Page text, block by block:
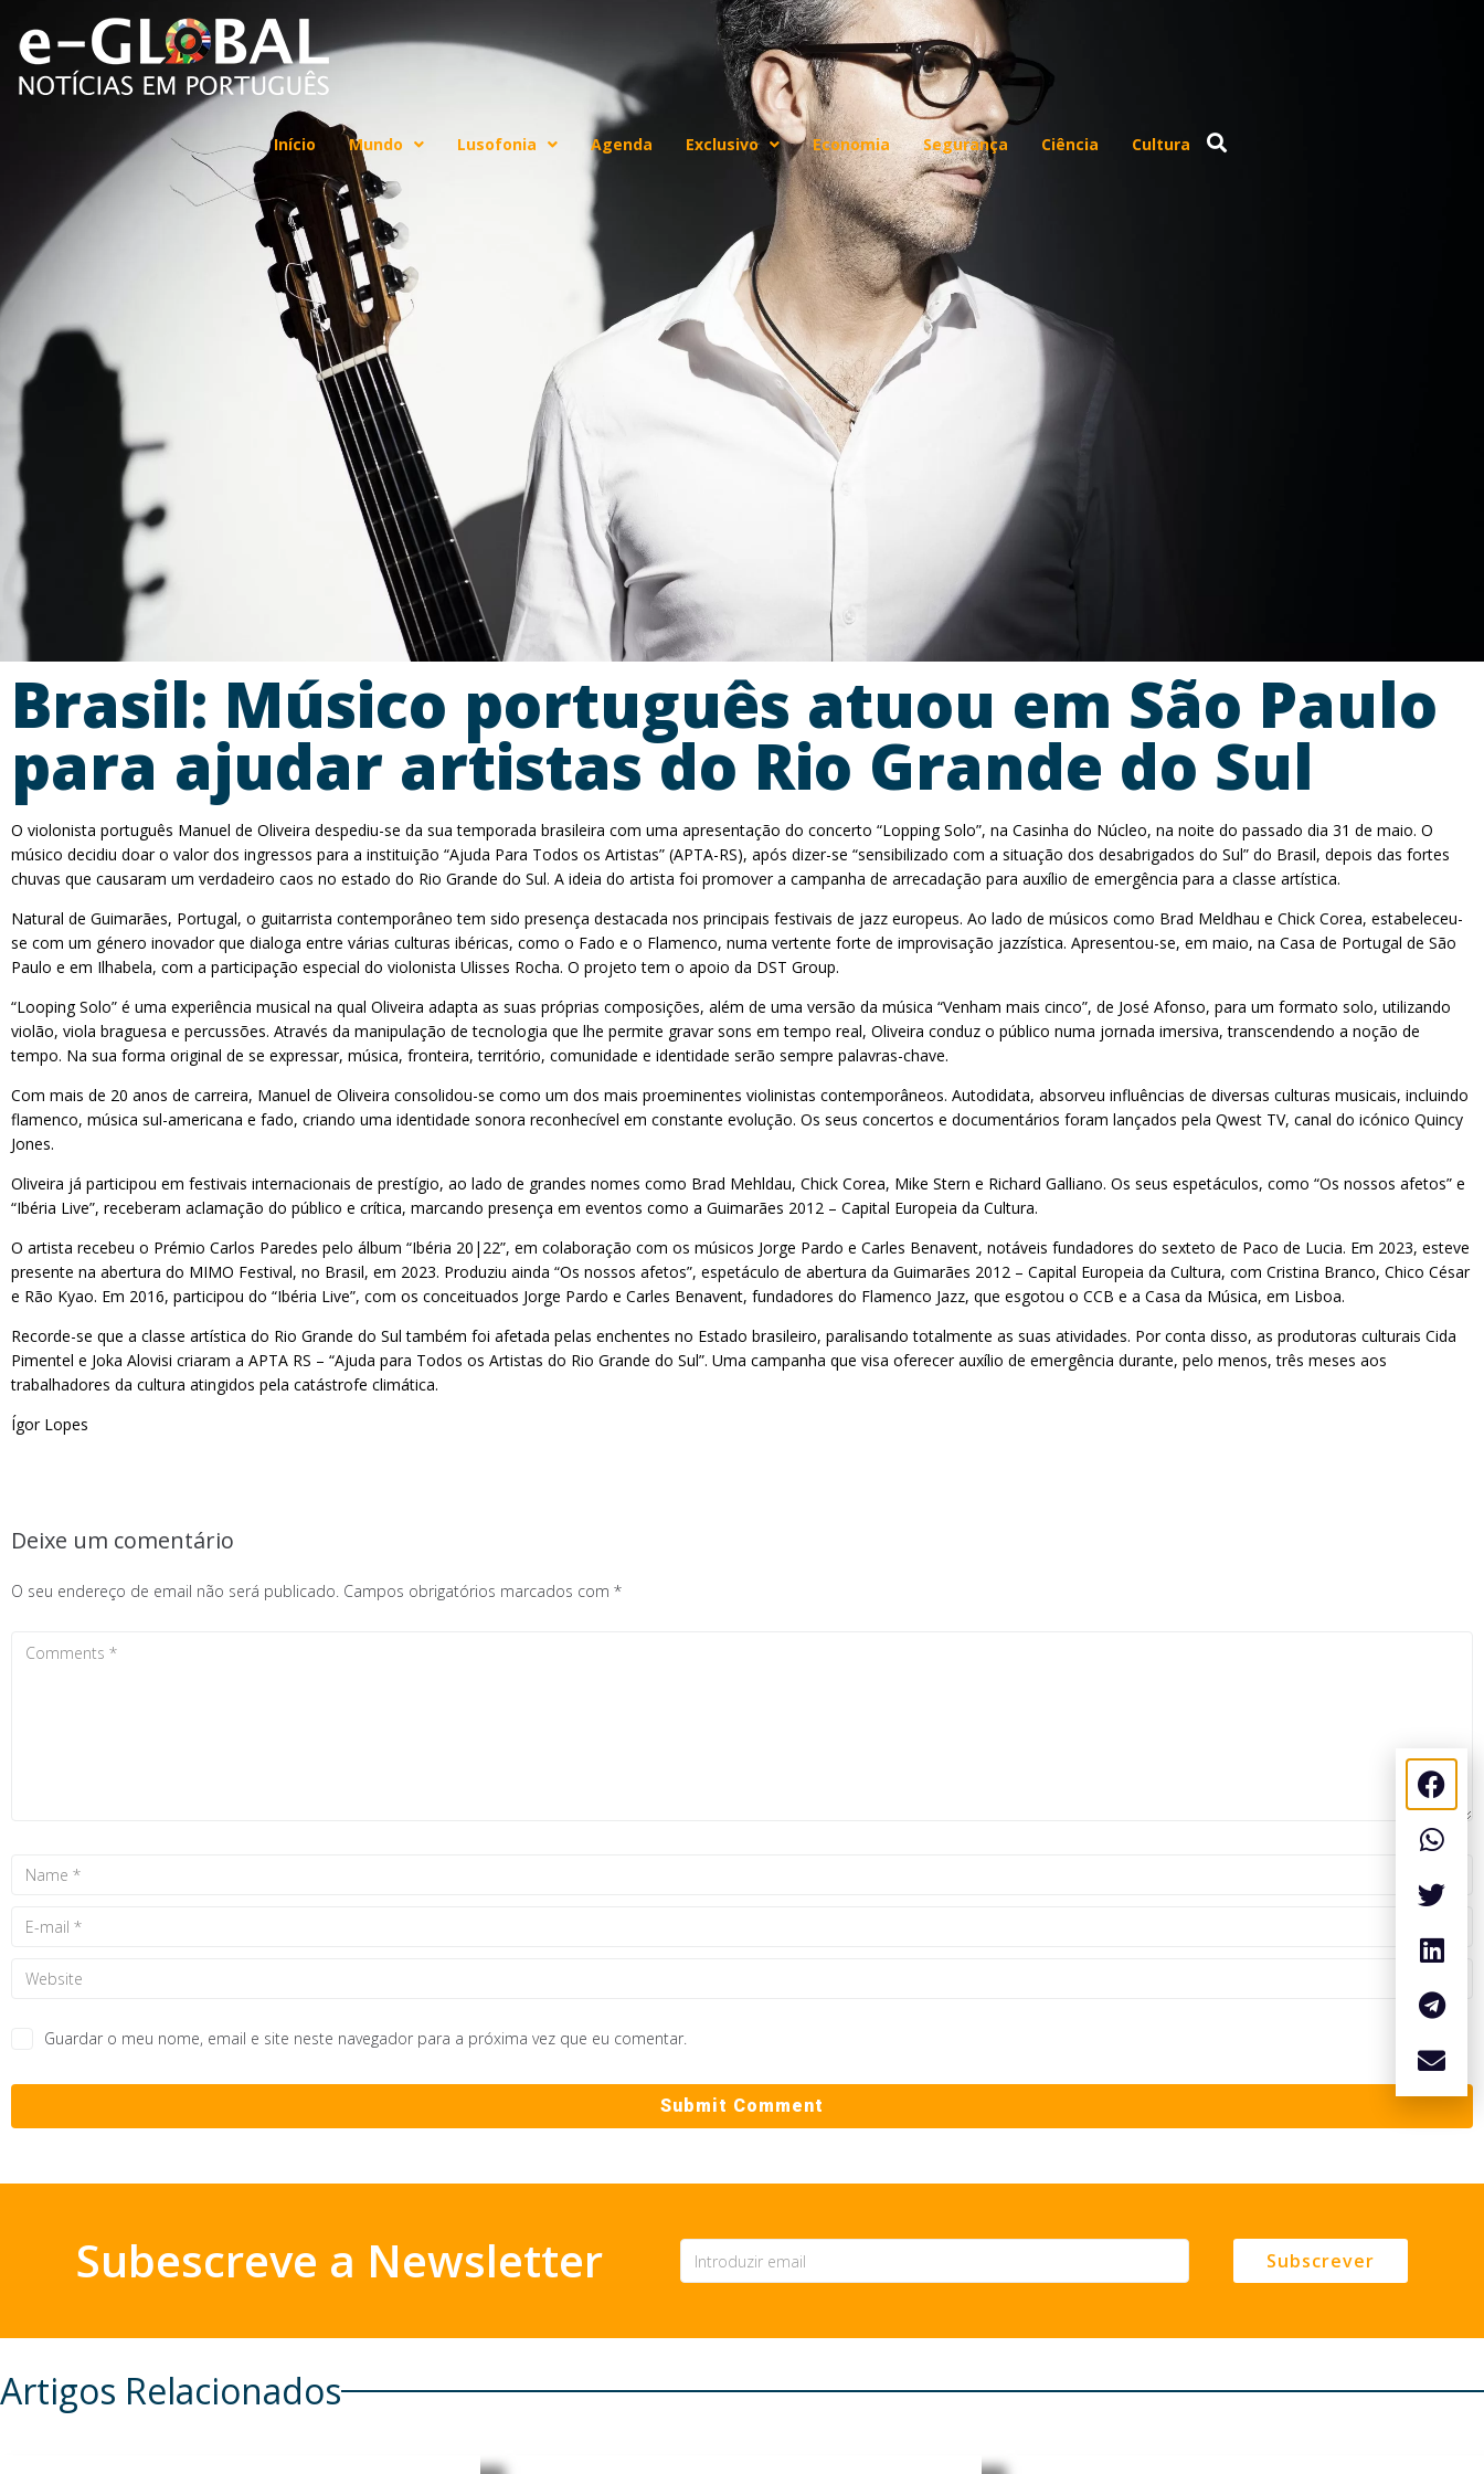
Início Mundo Lusofonia Agenda Exclusivo Economia Segurança Ciência Cultura
Brasil: Músico português atuou em São Paulo
para ajudar artistas do Rio Grande do Sul
O violonista português Manuel de Oliveira despediu-se da sua temporada brasileira com uma apresentação do concerto “Lopping Solo”, na Casinha do Núcleo, na noite do passado dia 31 de maio. O
músico decidiu doar o valor dos ingressos para a instituição “Ajuda Para Todos os Artistas” (APTA-RS), após dizer-se “sensibilizado com a situação dos desabrigados do Sul” do Brasil, depois das fortes
chuvas que causaram um verdadeiro caos no estado do Rio Grande do Sul. A ideia do artista foi promover a campanha de arrecadação para auxílio de emergência para a classe artística.
Natural de Guimarães, Portugal, o guitarrista contemporâneo tem sido presença destacada nos principais festivais de jazz europeus. Ao lado de músicos como Brad Meldhau e Chick Corea, estabeleceu-
se com um género inovador que dialoga entre várias culturas ibéricas, como o Fado e o Flamenco, numa vertente forte de improvisação jazzística. Apresentou-se, em maio, na Casa de Portugal de São
Paulo e em Ilhabela, com a participação especial do violonista Ulisses Rocha. O projeto tem o apoio da DST Group.
“Looping Solo” é uma experiência musical na qual Oliveira adapta as suas próprias composições, além de uma versão da música “Venham mais cinco”, de José Afonso, para um formato solo, utilizando
violão, viola braguesa e percussões. Através da manipulação de tecnologia que lhe permite gravar sons em tempo real, Oliveira conduz o público numa jornada imersiva, transcendendo a noção de
tempo. Na sua forma original de se expressar, música, fronteira, território, comunidade e identidade serão sempre palavras-chave.
Com mais de 20 anos de carreira, Manuel de Oliveira consolidou-se como um dos mais proeminentes violinistas contemporâneos. Autodidata, absorveu influências de diversas culturas musicais, incluindo
flamenco, música sul-americana e fado, criando uma identidade sonora reconhecível em constante evolução. Os seus concertos e documentários foram lançados pela Qwest TV, canal do icónico Quincy
Jones.
Oliveira já participou em festivais internacionais de prestígio, ao lado de grandes nomes como Brad Mehldau, Chick Corea, Mike Stern e Richard Galliano. Os seus espetáculos, como “Os nossos afetos” e
“Ibéria Live”, receberam aclamação do público e crítica, marcando presença em eventos como a Guimarães 2012 – Capital Europeia da Cultura.
O artista recebeu o Prémio Carlos Paredes pelo álbum “Ibéria 20|22”, em colaboração com os músicos Jorge Pardo e Carles Benavent, notáveis fundadores do sexteto de Paco de Lucia. Em 2023, esteve
presente na abertura do MIMO Festival, no Brasil, em 2023. Produziu ainda “Os nossos afetos”, espetáculo de abertura da Guimarães 2012 – Capital Europeia da Cultura, com Cristina Branco, Chico César
e Rão Kyao. Em 2016, participou do “Ibéria Live”, com os conceituados Jorge Pardo e Carles Benavent, fundadores do Flamenco Jazz, que esgotou o CCB e a Casa da Música, em Lisboa.
Recorde-se que a classe artística do Rio Grande do Sul também foi afetada pelas enchentes no Estado brasileiro, paralisando totalmente as suas atividades. Por conta disso, as produtoras culturais Cida
Pimentel e Joka Alovisi criaram a APTA RS – “Ajuda para Todos os Artistas do Rio Grande do Sul”. Uma campanha que visa oferecer auxílio de emergência durante, pelo menos, três meses aos
trabalhadores da cultura atingidos pela catástrofe climática.
Ígor Lopes
Deixe um comentário
O seu endereço de email não será publicado. Campos obrigatórios marcados com *
Guardar o meu nome, email e site neste navegador para a próxima vez que eu comentar.
Subescreve a Newsletter Subscrever
Artigos Relacionados